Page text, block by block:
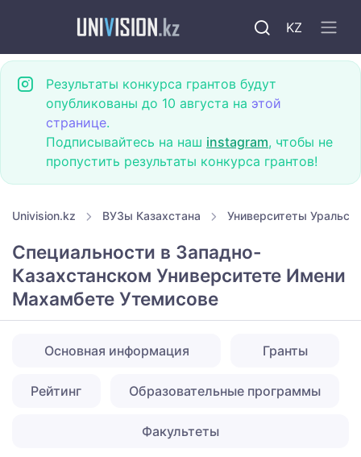
KZ
Результаты конкурса грантов будут
опубликованы до 10 августа на этой
странице.
Подписывайтесь на наш instagram, чтобы не
пропустить результаты конкурса грантов!
Univision.kz ВУЗы Казахстана Университеты
Специальности в Западно-
Казахстанском Университете Имени
Махамбете Утемисове
Основная информация Гранты
Рейтинг Образовательные программы
Факультеты